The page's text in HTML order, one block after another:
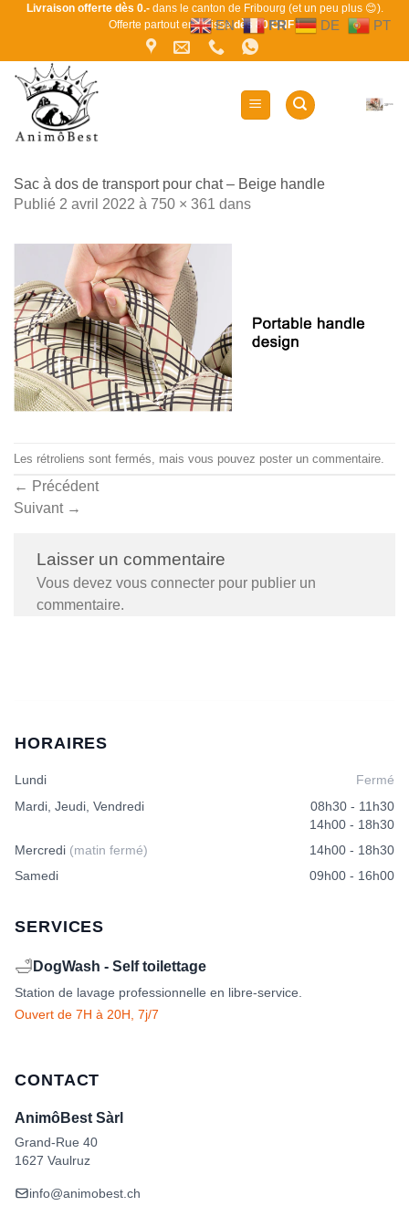
PasserLivraison offerte dès 0.-dans le canton de Fribourg (et un peu plus 😊).
Offerte partout en Suissedès 80 CHF !
Sac à dos de transport pour chat – Beige handle
Publié 2 avril 2022 à 750 × 361 dans
Les rétroliens sont fermés, mais vous pouvez poster un commentaire
← Précédent
Suivant →
Laisser un commentaire
Vous devez vous connecter pour publier un
commentaire.
HORAIRES
Lundi
Fermé
Mardi, Jeudi, Vendredi
08h30 - 11h30
14h00 - 18h30
Mercredi (matin fermé)
14h00 - 18h30
Samedi
09h00 - 16h00
SERVICES
🛁 DogWash - Self toilettage
Station de lavage professionnelle en libre-service.
Ouvert de 7H à 20H, 7j/7
CONTACT
AnimôBest Sàrl
Grand-Rue 40
1627 Vaulruz
info@animobest.ch
EN FR DE PT